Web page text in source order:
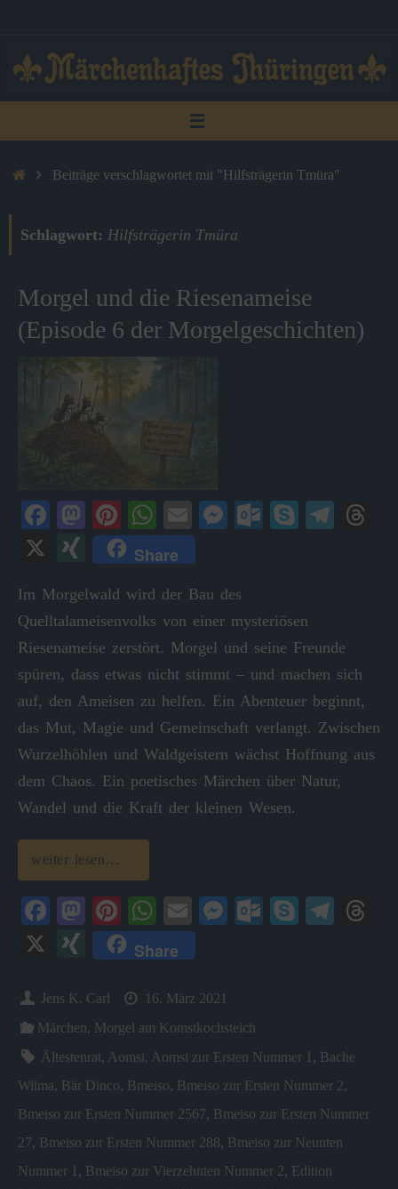
springen
StartBeiträge verschlagwortet mit "Hilfsträgerin Tmüra"
Schlagwort: Hilfsträgerin Tmüra
Morgel und die Riesenameise
(Episode 6 der Morgelgeschichten)
Fa
ce
ok
M
as
to
do
n
Pi
nt
er
es
t
W
ha
ts
A
pp
E
m
ail
M
ng
er
O
.c
o
m
S
Te
X
X
N
G
Share
Im Morgelwald wird der Bau des
Quelltalameisenvolks von einer mysteriösen
Riesenameise zerstört. Morgel und seine Freunde
spüren, dass etwas nicht stimmt – und machen sich
auf, den Ameisen zu helfen. Ein Abenteuer beginnt,
das Mut, Magie und Gemeinschaft verlangt. Zwischen
Wurzelhöhlen und Waldgeistern wächst Hoffnung aus
dem Chaos. Ein poetisches Märchen über Natur,
Wandel und die Kraft der kleinen Wesen.
weiter lesen…
Fa
ce
ok
M
as
to
do
n
Pi
nt
er
es
t
W
ha
ts
A
pp
E
m
ail
M
er
O
o
m
S
Te
X
X
N
G
Share
Jens K. Carl
16. März 2021
Märchen, Morgel am Komstkochsteich
Ältestenrat, Aomsi, Aomsi zur Ersten Nummer 1 , Bache
Wilma, Bär Dinco, Bmeiso, Bmeiso zur Ersten Nummer 2,
Bmeiso zur Ersten Nummer 2567, Bmeiso zur Ersten Nummer
27, Bmeiso zur Ersten Nummer 288, Bmeiso zur Neunten
Nummer 1 , Bmeiso zur Vierzehnten Nummer 2, Edition